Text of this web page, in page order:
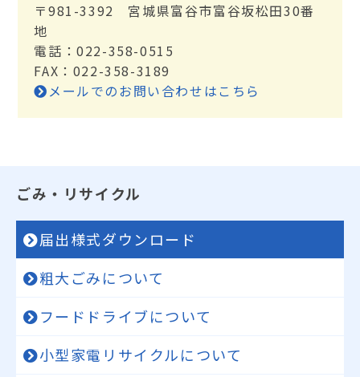
〒981-3392 宮城県富谷市富谷坂松田30番
地
電話：022-358-0515
FAX：022-358-3189
メールでのお問い合わせはこちら
ごみ・リサイクル
届出様式ダウンロード
粗大ごみについて
フードドライブについて
小型家電リサイクルについて